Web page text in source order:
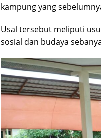
kampung yang
Usal tersebut meliputi
sosial dan budaya